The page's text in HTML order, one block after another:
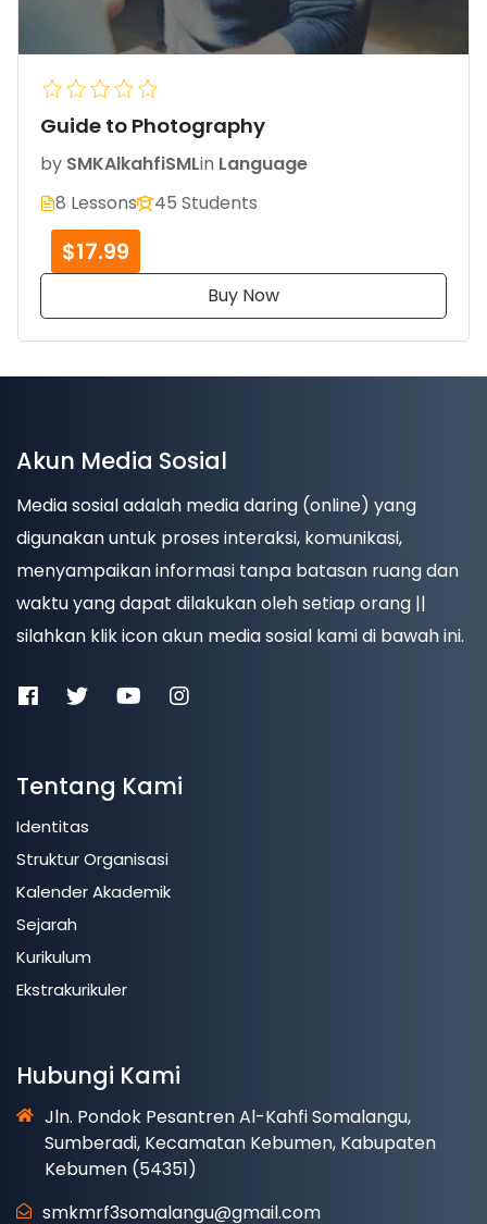
Guide to Photography
by SMKAlkahfiSMLin Language
8 Lessons
45 Students
$17.99
Buy Now
Akun Media Sosial
Media sosial adalah media daring (online) yang
digunakan untuk proses interaksi, komunikasi,
menyampaikan informasi tanpa batasan ruang dan
waktu yang dapat dilakukan oleh setiap orang ||
silahkan klik icon akun media sosial kami di bawah ini.
Tentang Kami
Identitas
Struktur Organisasi
Kalender Akademik
Sejarah
Kurikulum
Ekstrakurikuler
Hubungi Kami
Jln. Pondok Pesantren Al-Kahfi Somalangu,
Sumberadi, Kecamatan Kebumen, Kabupaten
Kebumen (54351)
smkmrf3somalangu@gmail.com